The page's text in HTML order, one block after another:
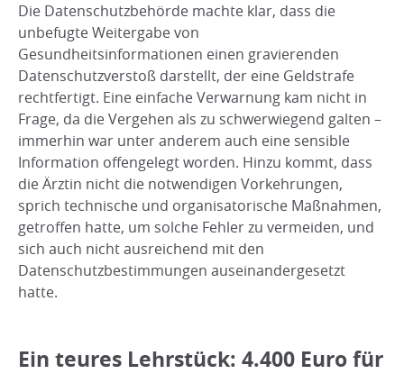
Die Datenschutzbehörde machte klar, dass die
unbefugte Weitergabe von
Gesundheitsinformationen einen gravierenden
Datenschutzverstoß darstellt, der eine Geldstrafe
rechtfertigt. Eine einfache Verwarnung kam nicht in
Frage, da die Vergehen als zu schwerwiegend galten –
immerhin war unter anderem auch eine sensible
Information offengelegt worden. Hinzu kommt, dass
die Ärztin nicht die notwendigen Vorkehrungen,
sprich technische und organisatorische Maßnahmen,
getroffen hatte, um solche Fehler zu vermeiden, und
sich auch nicht ausreichend mit den
Datenschutzbestimmungen auseinandergesetzt
hatte.
Ein teures Lehrstück: 4.400 Euro für